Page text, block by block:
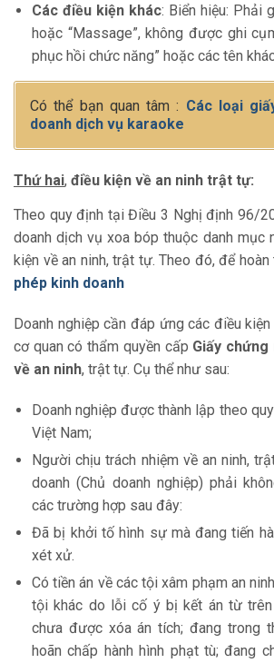
Các điều kiện khác: Biển hiệu: Phải
hoặc “Massage”, không được ghi
phục hồi chức năng” hoặc các tên
Có thể bạn quan tâm : Các loại
doanh dịch vụ karaoke
Thứ hai, điều kiện về an ninh trật tự:
Theo quy định tại Điều 3 Nghị định 96/
doanh dịch vụ xoa bóp thuộc danh mục
kiện về an ninh, trật tự. Theo đó, để
phép kinh doanh
Doanh nghiệp cần đáp ứng các điều
cơ quan có thẩm quyền cấp Giấy
về an ninh, trật tự. Cụ thể như sau:
Doanh nghiệp được thành lập theo
Việt Nam;
Người chịu trách nhiệm về an ninh,
doanh (Chủ doanh nghiệp) phải
các trường hợp sau đây:
Đã bị khởi tố hình sự mà đang tiến
xét xử.
Có tiền án về các tội xâm phạm an
tội khác do lỗi cố ý bị kết án từ
chưa được xóa án tích; đang trong
hoãn chấp hành hình phạt tù; đang